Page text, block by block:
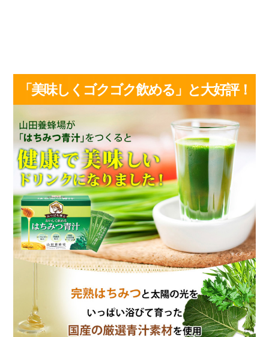
「美味しくゴクゴク飲める」と大好評！